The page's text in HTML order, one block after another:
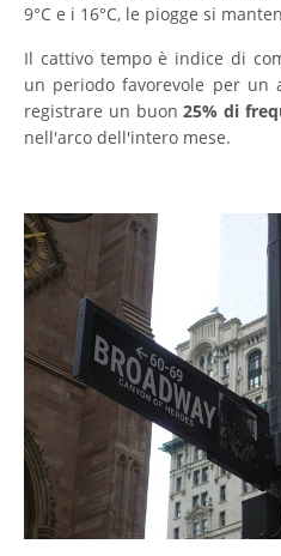
9°C e i 16°C, le piogge si
Il cattivo tempo è indice di
un periodo favorevole per un
registrare un buon25% di
nell'arco dell'intero mese.